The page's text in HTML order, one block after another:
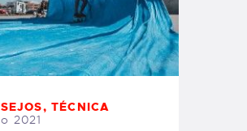
,TÉCNICA
2021